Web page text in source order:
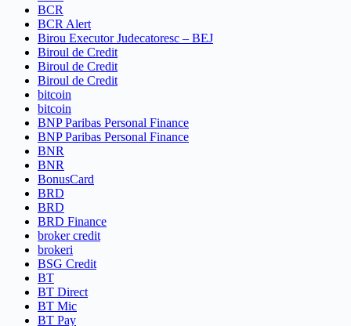
BCR
BCR Alert
Birou Executor Judecatoresc – BEJ
Biroul de Credit
Biroul de Credit
Biroul de Credit
bitcoin
bitcoin
BNP Paribas Personal Finance
BNP Paribas Personal Finance
BNR
BNR
BonusCard
BRD
BRD
BRD Finance
broker credit
brokeri
BSG Credit
BT
BT Direct
BT Mic
BT Pay